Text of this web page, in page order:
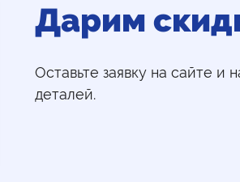
Дарим
Оставьте заявку на сайте и
деталей.